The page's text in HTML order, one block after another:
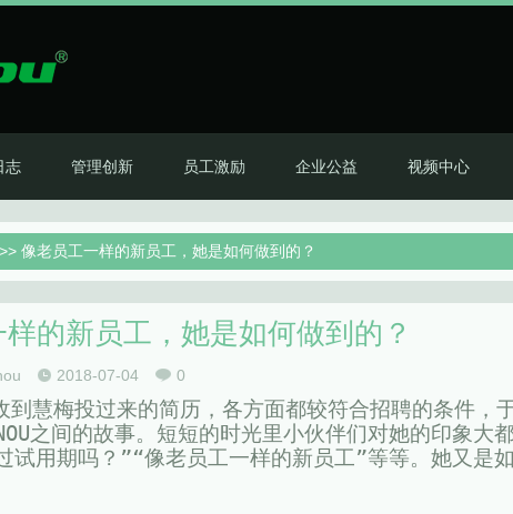
志 管理创新 员工激励 企业公益 视频中心
>> 像老员工一样的新员工，她是如何做到的？
的新员工，她是如何做到的？
2018-07-04 0
到慧梅投过来的简历，各方面都较符合招聘的条件，
之间的故事。短短的时光里小伙伴们对她的印象大
试用期吗？”“像老员工一样的新员工”等等。她又是